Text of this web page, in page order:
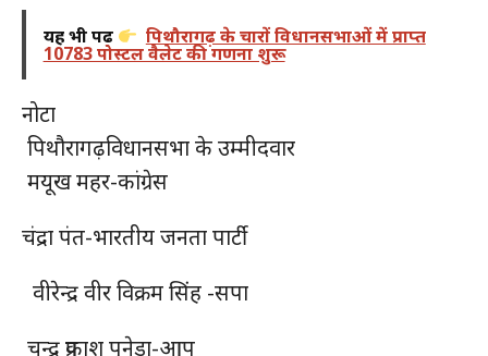
यह भी पढ़ें पिथौरागढ़ के चारों विधानसभाओं में प्राप्त
10783 पोस्टल वैलेट की गणना शुरू
नोटा
पिथौरागढ़विधानसभा के उम्मीदवार
मयूख महर-कांग्रेस
चंद्रा पंत-भारतीय जनता पार्टी
वीरेन्द्र वीर विक्रम सिंह -सपा
चन्द्र प्रकाश पुनेड़ा-आप